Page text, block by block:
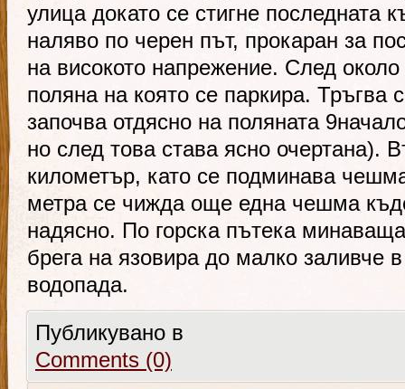
улица докато се стигне последната
наляво по черен път, прокаран за
на високото напрежение. След
поляна на която се паркира. Тръгва
започва отдясно на поляната
но след това става ясно очертана).
километър, като се подминава
метра се чижда още една чешма
надясно. По горска пътека
брега на язовира до малко заливче
водопада.
Публикувано в
Comments (0)